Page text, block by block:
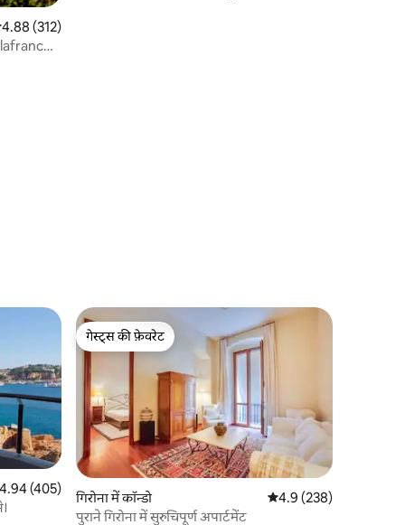
रेटिंग 5 में से 4.88, 312 समीक्षाएँ
4.88 (312)
रेटिंग 5 में से 4.94, 405 समीक्षाएँ
4.94 (405)
गेस्ट्स की फ़ेवरेट
गेस्ट्स की फ़ेवरेट
गिरोना में कॉन्डो औसत रेटिंग 5 में से 4.9,
4.9 (238)
पुराने गिरोना में सुरुचिपूर्ण अपार्टमेंट